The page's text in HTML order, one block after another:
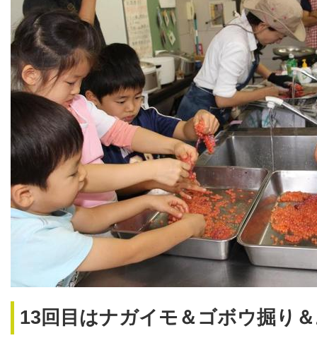
13回目はナガイモ＆ゴボウ掘り